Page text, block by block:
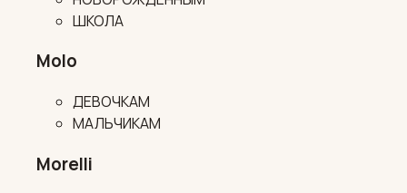
ШКОЛА
Molo
ДЕВОЧКАМ
МАЛЬЧИКАМ
Morelli